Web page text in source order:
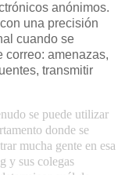
anónimos.
con una precisión
cuando se
correo: amenazas,
transmitir
se puede utilizar
donde se
mucha gente en esa
y sus colegas